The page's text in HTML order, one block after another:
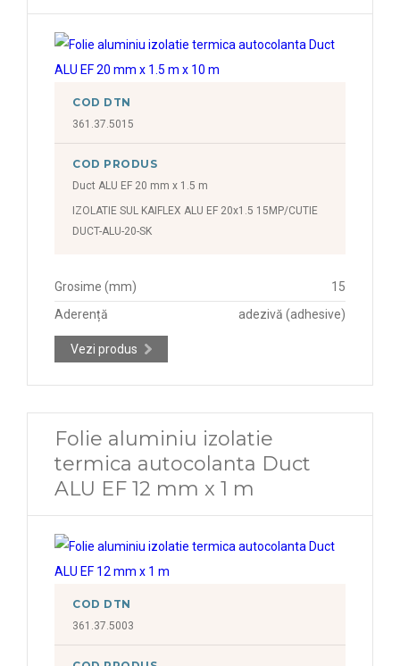
COD DTN
361.37.5015
COD PRODUS
Duct ALU EF 20 mm x 1.5 m
IZOLATIE SUL KAIFLEX ALU EF 20x1.5 15MP/CUTIE
DUCT-ALU-20-SK
Grosime (mm)
15
Aderență
adezivă (adhesive)
Vezi produs
Folie aluminiu izolatie
termica autocolanta Duct
ALU EF 12 mm x 1 m
COD DTN
361.37.5003